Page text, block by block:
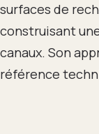
surfaces de
construisant
canaux. Son
référence